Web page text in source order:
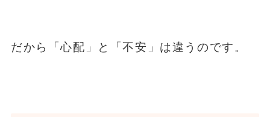
だから「心配」と「不安」は違うのです。